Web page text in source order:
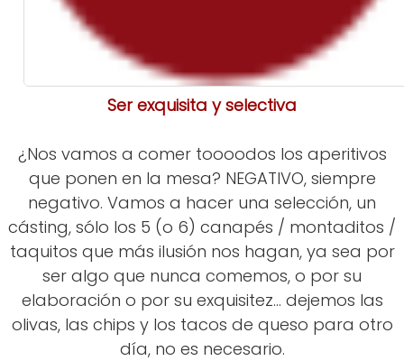
Ser exquisita y selectiva
¿Nos vamos a comer toooodos los aperitivos
que ponen en la mesa? NEGATIVO, siempre
negativo. Vamos a hacer una selección, un
cásting, sólo los 5 (o 6) canapés / montaditos /
taquitos que más ilusión nos hagan, ya sea por
ser algo que nunca comemos, o por su
elaboración o por su exquisitez... dejemos las
olivas, las chips y los tacos de queso para otro
día, no es necesario.